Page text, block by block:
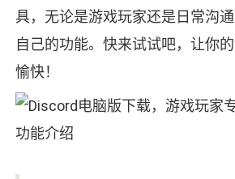
具，无论是游戏玩家还是日常沟
自己的功能。快来试试吧，让你的
愉快！